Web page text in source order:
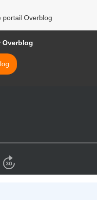
portail Overblog
Overblog